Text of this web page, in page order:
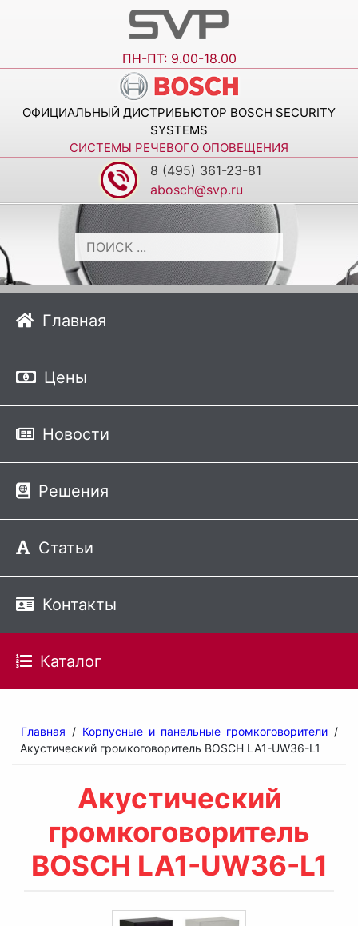
ПН-ПТ: 9.00-18.00
ОФИЦИАЛЬНЫЙ ДИСТРИБЬЮТОР BOSCH SECURITY
SYSTEMS
СИСТЕМЫ РЕЧЕВОГО ОПОВЕЩЕНИЯ
8 (495) 361-23-81
abosch@svp.ru
Главная
Цены
Новости
Решения
Статьи
Контакты
Каталог
Главная / Корпусные и панельные громкоговорители /
Акустический громкоговоритель BOSCH LA1-UW36-L1
Акустический
громкоговоритель
BOSCH LA1-UW36-L1